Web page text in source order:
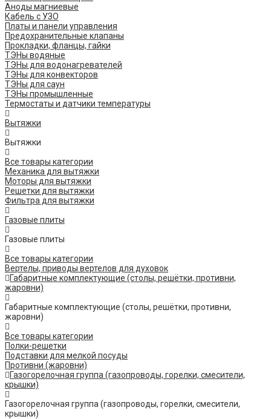
Аноды магниевые
Кабель с УЗО
Платы и панели управления
Предохранительные клапаны
Прокладки, фланцы, гайки
ТЭНы водяные
ТЭНы для водонагревателей
ТЭНы для конвекторов
ТЭНы для саун
ТЭНы промышленные
Термостаты и датчики температуры
Вытяжки
Вытяжки
Все товары категории
Механика для вытяжки
Моторы для вытяжки
Решетки для вытяжки
Фильтра для вытяжки
Газовые плиты
Газовые плиты
Все товары категории
Вертелы, приводы вертелов для духовок
Габаритные комплектующие (столы, решётки, противни,
жаровни)
Габаритные комплектующие (столы, решётки, противни,
жаровни)
Все товары категории
Полки-решетки
Подставки для мелкой посуды
Противни (жаровни)
Газогорелочная группа (газопроводы, горелки, смесители,
крышки)
Газогорелочная группа (газопроводы, горелки, смесители,
крышки)